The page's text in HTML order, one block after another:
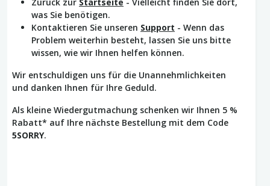
was Sie benötigen.
Kontaktieren Sie unseren Support - Wenn das
Problem weiterhin besteht, lassen Sie uns bitte
wissen, wie wir Ihnen helfen können.
Wir entschuldigen uns für die Unannehmlichkeiten
und danken Ihnen für Ihre Geduld.
Als kleine Wiedergutmachung schenken wir Ihnen 5 %
Rabatt* auf Ihre nächste Bestellung mit dem Code
5SORRY.